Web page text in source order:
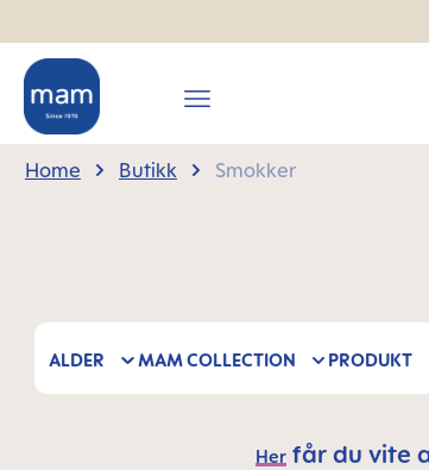
Home Butikk Smokker
ALDER MAM COLLECTION PRODUKT
Herfår du vite